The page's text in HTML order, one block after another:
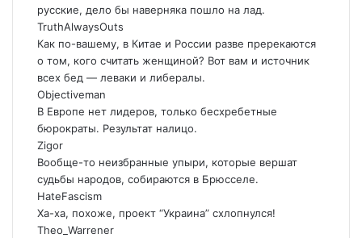
русские, дело бы наверняка пошло на лад.
TruthAlwaysOuts
Как по-вашему, в Китае и России разве пререкаются
о том, кого считать женщиной? Вот вам и источник
всех бед — леваки и либералы.
Objectiveman
В Европе нет лидеров, только бесхребетные
бюрократы. Результат налицо.
Zigor
Вообще-то неизбранные упыри, которые вершат
судьбы народов, собираются в Брюсселе.
HateFascism
Ха-ха, похоже, проект “Украина” схлопнулся!
Theo_Warrener